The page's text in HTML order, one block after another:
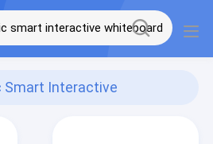
Smart Interactive